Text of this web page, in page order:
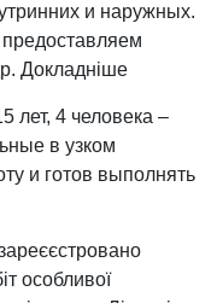
и наружных.
Докладніше
лет, 4 человека –
в узком
и готов выполнять
особливої